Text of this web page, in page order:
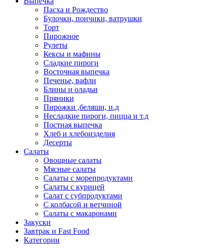
Пасха и Рождество
Булочки, пончики, ватрушки
Торт
Пирожное
Рулеты
Кексы и мафины
Сладкие пироги
Восточная выпечка
Печенье, вафли
Блины и оладьи
Пряники
Пирожки ,беляши, и.д
Несладкие пироги, пицца и т.д
Постная выпечка
Хлеб и хлебоизделия
Десерты
Салаты
Овощные салаты
Мясные салаты
Салаты с морепродуктами
Салаты с курицей
Салат с субпродуктами
С колбасой и ветчиной
Салаты с макаронами
Закуски
Завтрак и Fast Food
Категории